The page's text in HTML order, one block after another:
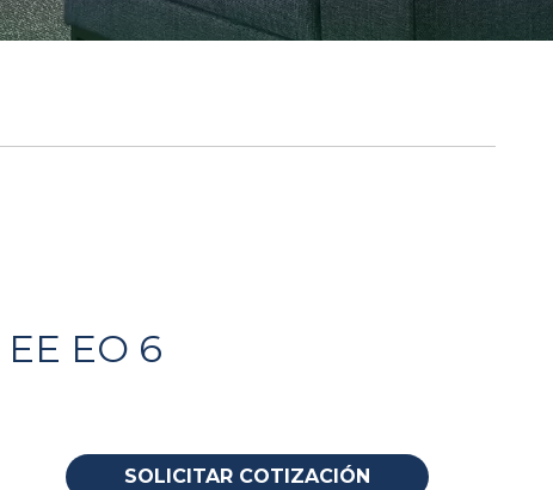
EE EO 6
SOLICITAR COTIZACIÓN